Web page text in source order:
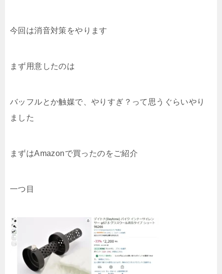
今回は消音対策をやります
まず用意したのは
バッフルとか触媒で、やりすぎ？って思うぐらいやり
ました
まずはAmazonで買ったのをご紹介
一つ目